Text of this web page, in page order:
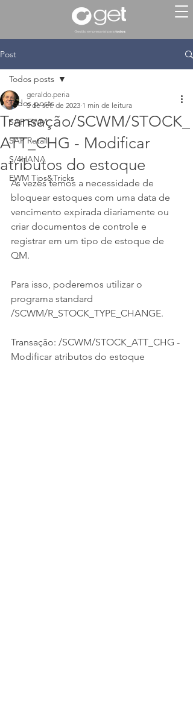
Post
Todos posts
SAP EWM
SAP Retail
S/4HANA
EWM Tips&Tricks
Todos posts
Transação/SCWM/STOCK_
ATT_CHG - Modificar
atributos do estoque
geraldo.peria
5 de set. de 2023 1 min de leitura
As vezes temos a necessidade de
bloquear estoques com uma data de
vencimento expirada diariamente ou
criar documentos de controle e
registrar em um tipo de estoque de
QM.
Para isso, poderemos utilizar o
programa standard
/SCWM/R_STOCK_TYPE_CHANGE.
Transação: /SCWM/STOCK_ATT_CHG -
Modificar atributos do estoque